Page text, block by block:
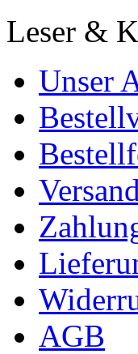
Leser &
Unser
AGB